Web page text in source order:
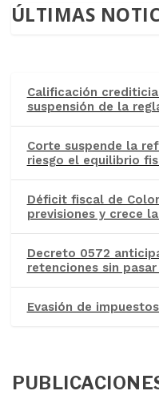
ÚLTIMAS
Calificación
suspensión de la
Corte suspende la
riesgo el equilibrio
Déficit fiscal de
previsiones y crece
Decreto 0572
retenciones sin
Evasión de